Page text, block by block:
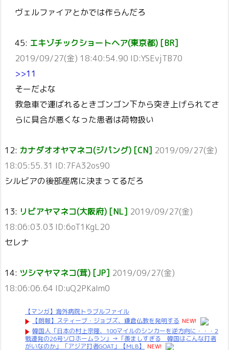
ヴェルファイアとかでは作らんだろ
45: エキゾチックショートヘア(東京都) [BR]
2019/09/27(金) 18:40:54.90 ID:YSEvjTB70
>>11
そーだよな
救急車で運ばれるときゴンゴン下から突き上げられてさ
らに具合が悪くなった患者は荷物扱い
12: カナダオオヤマネコ(ジパング) [CN] 2019/09/27(金)
18:05:55.31 ID:7FA32os90
シルビアの後部座席に決まってるだろ
13: リビアヤマネコ(大阪府) [NL] 2019/09/27(金)
18:06:03.03 ID:6oT1KgL20
セレナ
14: ツシマヤマネコ(茸) [JP] 2019/09/27(金)
18:06:06.64 ID:uQ2PKaIm0
【マンガ】海外病院トラブルファイル
【朗報】スティーブ・ジョブズ、鎌倉仏教を発明する NEW!
韓国人「日本の村上宗隆、100マイルのシンカーを逆方向に・・・2
戦連発の26号ソロホームラン」→「羨ましすぎる 韓国はこんな打者
がいなのか」「アジア打者GOAT」【MLB】
NEW!